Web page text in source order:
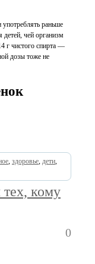
употреблять раньше
детей, чей организм
г чистого спирта —
дозы тоже не
, здоровье, дети,
тех, кому
0